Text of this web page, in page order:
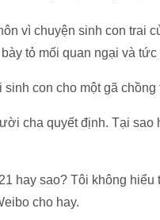
vì chuyện sinh con trai
tỏ mối quan ngại và
sinh con cho một gã
cha quyết định. Tại
hay sao? Tôi không
cho hay.